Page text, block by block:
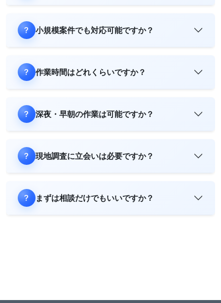
小規模案件でも対応可能ですか？
作業時間はどれくらいですか？
深夜・早朝の作業は可能ですか？
現地調査に立会いは必要ですか？
まずは相談だけでもいいですか？